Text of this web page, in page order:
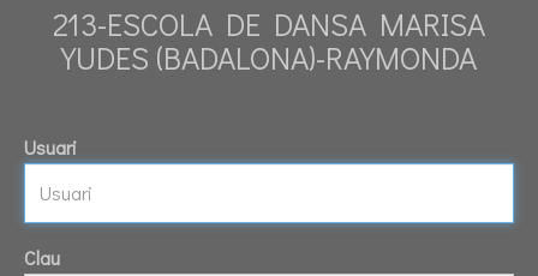
213-ESCOLA DE DANSA MARISA
YUDES (BADALONA)-RAYMONDA
Usuari
Clau